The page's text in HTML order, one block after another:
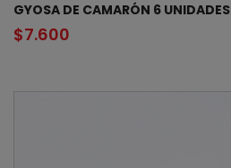
GYOSA DE CAMARÓN 6 UNIDADES
$7.600